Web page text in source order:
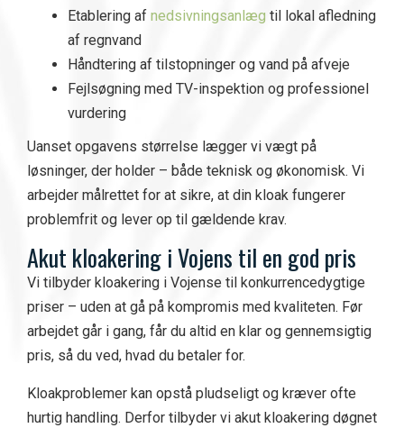
Etablering af nedsivningsanlæg til lokal afledning
af regnvand
Håndtering af tilstopninger og vand på afveje
Fejlsøgning med TV-inspektion og professionel
vurdering
Uanset opgavens størrelse lægger vi vægt på
løsninger, der holder – både teknisk og økonomisk. Vi
arbejder målrettet for at sikre, at din kloak fungerer
problemfrit og lever op til gældende krav.
Akut kloakering iVojens til en god pris
Vi tilbyder kloakering i Vojense til konkurrencedygtige
priser – uden at gå på kompromis med kvaliteten. Før
arbejdet går i gang, får du altid en klar og gennemsigtig
pris, så du ved, hvad du betaler for.
Kloakproblemer kan opstå pludseligt og kræver ofte
hurtig handling. Derfor tilbyder vi akut kloakering døgnet